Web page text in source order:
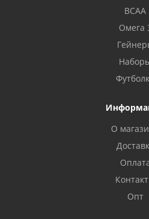
BCAA
Омега
О
Опт